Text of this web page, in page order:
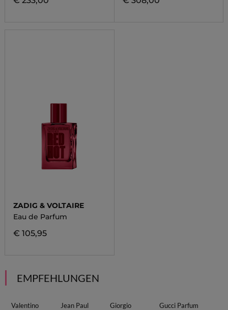
ZADIG & VOLTAIRE
Eau de Parfum
€ 105,95
EMPFEHLUNGEN
Valentino
Jean Paul
Giorgio
Gucci Parfum